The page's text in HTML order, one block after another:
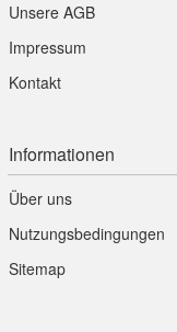
Unsere AGB
Impressum
Kontakt
Informationen
Über uns
Nutzungsbedingungen
Sitemap